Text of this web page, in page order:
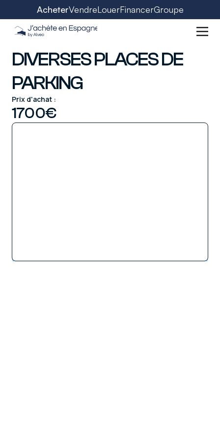
AcheterVendreLouerFinancerGroupe
DIVERSES PLACES DE
PARKING
Prix d'achat :
1700€